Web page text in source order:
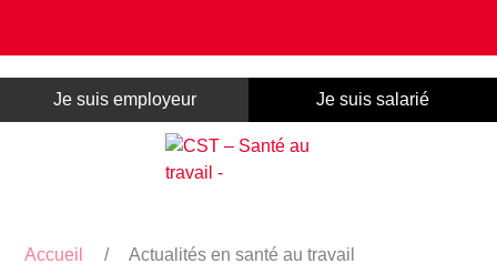
Je suis employeur Je suis salarié
Accueil / Actualités en santé au travail